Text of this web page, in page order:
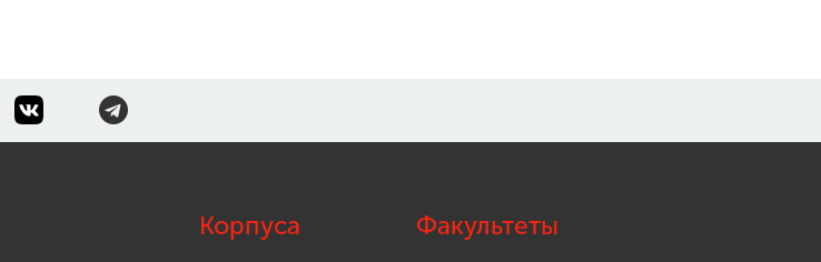
Корпуса Факультеты